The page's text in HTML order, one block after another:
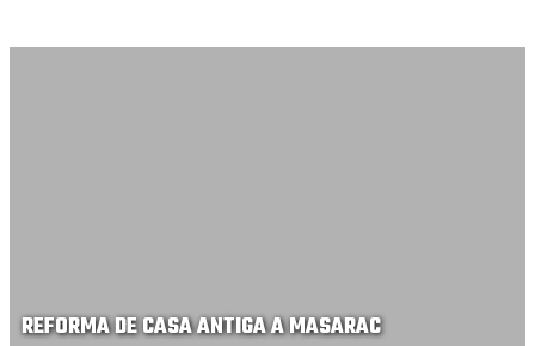
REFORMA DE CASA ANTIGA A MASARAC